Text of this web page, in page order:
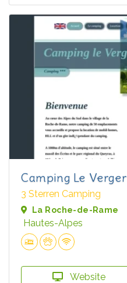
Camping Le Verger
3 Sterren Camping
La Roche-de-Rame
Hautes-Alpes
Website